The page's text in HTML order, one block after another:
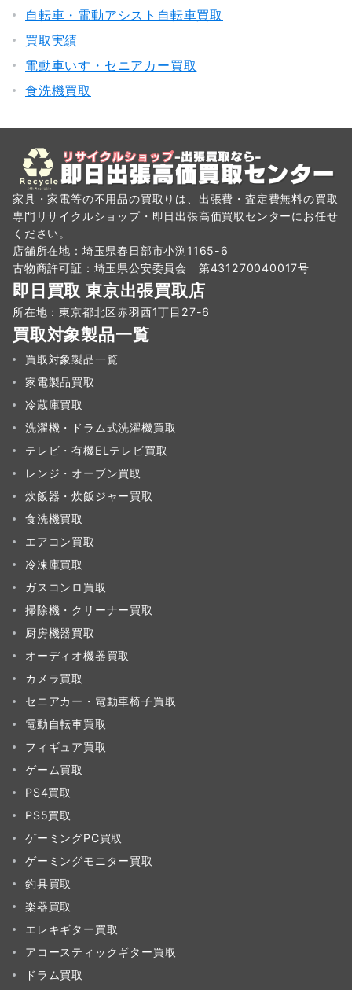
自転車・電動アシスト自転車買取
買取実績
電動車いす・セニアカー買取
食洗機買取
家具・家電等の不用品の買取りは、出張費・査定費無料の買取
専門リサイクルショップ・即日出張高価買取センターにお任せ
ください。
店舗所在地：埼玉県春日部市小渕1165-6
古物商許可証：埼玉県公安委員会 第431270040017号
即日買取 東京出張買取店
所在地：東京都北区赤羽西1丁目27-6
買取対象製品一覧
買取対象製品一覧
家電製品買取
冷蔵庫買取
洗濯機・ドラム式洗濯機買取
テレビ・有機ELテレビ買取
レンジ・オーブン買取
炊飯器・炊飯ジャー買取
食洗機買取
エアコン買取
冷凍庫買取
ガスコンロ買取
掃除機・クリーナー買取
厨房機器買取
オーディオ機器買取
カメラ買取
セニアカー・電動車椅子買取
電動自転車買取
フィギュア買取
ゲーム買取
PS4買取
PS5買取
ゲーミングPC買取
ゲーミングモニター買取
釣具買取
楽器買取
エレキギター買取
アコースティックギター買取
ドラム買取